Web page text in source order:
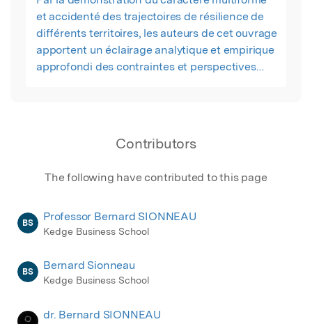
et résilience des territoires, ouvrage coordonné
par Hamdouch A. et Depret M
et accidenté des trajectoires de résilience de
différents territoires, les auteurs de cet ouvrage
apportent un éclairage analytique et empirique
approfondi des contraintes et perspectives
Contributors
The following have contributed to this page
BS Professor Bernard SIONNEAU
Kedge Business School
BS Bernard Sionneau
Kedge Business School
dr. Bernard SIONNEAU